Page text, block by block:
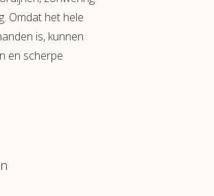
Omdat het hele
is, kunnen
en scherpe